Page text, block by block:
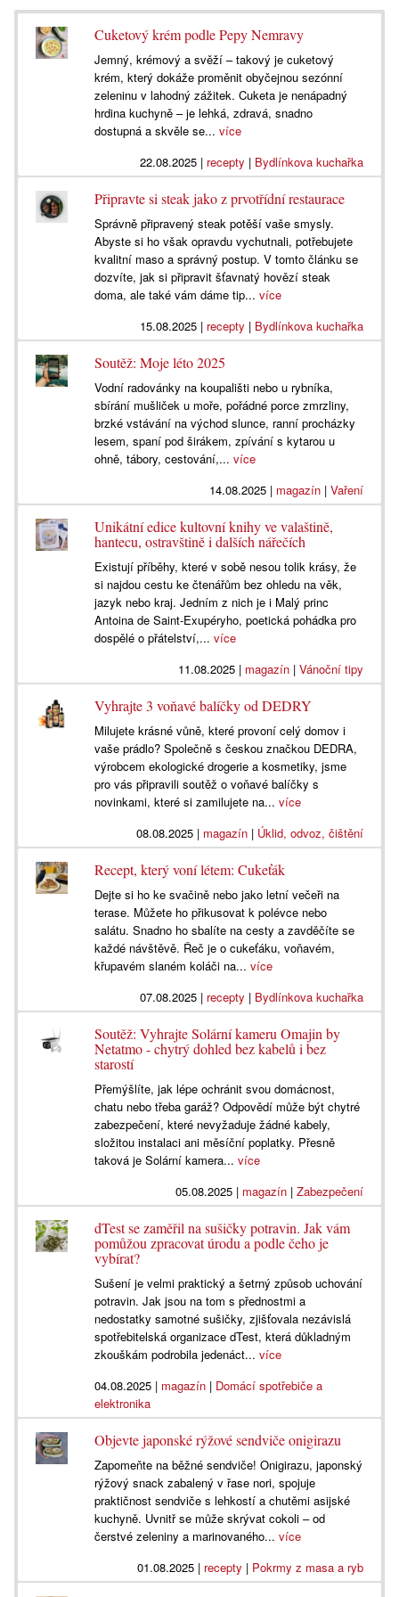
Cuketový krém podle Pepy Nemravy
Jemný, krémový a svěží – takový je cuketový
krém, který dokáže proměnit obyčejnou sezónní
zeleninu v lahodný zážitek. Cuketa je nenápadný
hrdina kuchyně – je lehká, zdravá, snadno
dostupná a skvěle se...více
22.08.2025| recepty | Bydlínkova kuchařka
Připravte si steak jako z prvotřídní restaurace
Správně připravený steak potěší vaše smysly.
Abyste si ho však opravdu vychutnali, potřebujete
kvalitní maso a správný postup. V tomto článku se
dozvíte, jak si připravit šťavnatý hovězí steak
doma, ale také vám dáme tip...více
15.08.2025| recepty | Bydlínkova kuchařka
Soutěž: Moje léto 2025
Vodní radovánky na koupališti nebo u rybníka,
sbírání mušliček u moře, pořádné porce zmrzliny,
brzké vstávání na východ slunce, ranní procházky
lesem, spaní pod širákem, zpívání s kytarou u
ohně, tábory, cestování,...více
14.08.2025| magazín| Vaření
Unikátní edice kultovní knihy ve valaštině,
hantecu, ostravštině i dalších nářečích
Existují příběhy, které v sobě nesou tolik krásy, že
si najdou cestu ke čtenářům bez ohledu na věk,
jazyk nebo kraj. Jedním z nich je i Malý princ
Antoina de Saint-Exupéryho, poetická pohádka pro
dospělé o přátelství,...více
11.08.2025| magazín| Vánoční tipy
Vyhrajte 3 voňavé balíčky od DEDRY
Milujete krásné vůně, které provoní celý domov i
vaše prádlo? Společně s českou značkou DEDRA,
výrobcem ekologické drogerie a kosmetiky, jsme
pro vás připravili soutěž o voňavé balíčky s
novinkami, které si zamilujete na...více
08.08.2025| magazín| Úklid, odvoz, čištění
Recept, který voní létem: Cukeťák
Dejte si ho ke svačině nebo jako letní večeři na
terase. Můžete ho přikusovat k polévce nebo
salátu. Snadno ho sbalíte na cesty a zavděčíte se
každé návštěvě. Řeč je o cukeťáku, voňavém,
křupavém slaném koláči na...více
07.08.2025| recepty | Bydlínkova kuchařka
Soutěž: Vyhrajte Solární kameru Omajin by
Netatmo - chytrý dohled bez kabelů i bez
starostí
Přemýšlíte, jak lépe ochránit svou domácnost,
chatu nebo třeba garáž? Odpovědí může být chytré
zabezpečení, které nevyžaduje žádné kabely,
složitou instalaci ani měsíční poplatky. Přesně
taková je Solární kamera...více
05.08.2025| magazín| Zabezpečení
dTest se zaměřil na sušičky potravin. Jak vám
pomůžou zpracovat úrodu a podle čeho je
vybírat?
Sušení je velmi praktický a šetrný způsob uchování
potravin. Jak jsou na tom s přednostmi a
nedostatky samotné sušičky, zjišťovala nezávislá
spotřebitelská organizace dTest, která důkladným
zkouškám podrobila jedenáct...více
04.08.2025 | magazín | Domácí spotřebiče a
elektronika
Objevte japonské rýžové sendviče onigirazu
Zapomeňte na běžné sendviče! Onigirazu, japonský
rýžový snack zabalený v řase nori, spojuje
praktičnost sendviče s lehkostí a chutěmi asijské
kuchyně. Uvnitř se může skrývat cokoli – od
čerstvé zeleniny a marinovaného...více
01.08.2025| recepty | Pokrmy z masa a ryb